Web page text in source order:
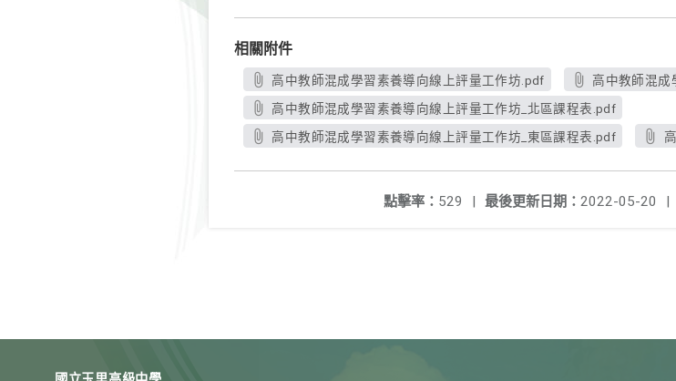
相關附件
高中教師混成學習素養導向線上評量工作坊.pdf
高中教師混成
高中教師混成學習素養導向線上評量工作坊_北區課程表.pdf
高中教師混成學習素養導向線上評量工作坊_東區課程表.pdf
最後更新日期： 2022-05-20 |
點擊率： 529 |